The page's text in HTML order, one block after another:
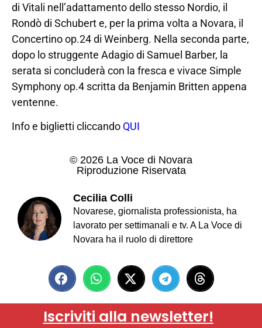
di Vitali nell’adattamento dello stesso Nordio, il
Rondò di Schubert e, per la prima volta a Novara, il
Concertino op.24 di Weinberg. Nella seconda parte,
dopo lo struggente Adagio di Samuel Barber, la
serata si concluderà con la fresca e vivace Simple
Symphony op.4 scritta da Benjamin Britten appena
ventenne.
Info e biglietti cliccando QUI
© 2026 La Voce di Novara
Riproduzione Riservata
Cecilia Colli
Novarese, giornalista professionista, ha
lavorato per settimanali e tv. A La Voce di
Novara ha il ruolo di direttore
Iscriviti alla newsletter!